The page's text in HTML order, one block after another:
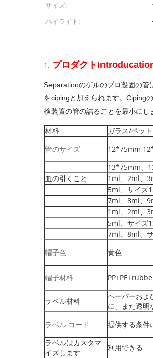
サイズ:
ハイライト:
1. プロダクト
Separationのゲルのプロ凝固の管
をcipingと加えられます。Ciping
検装置の管の詰ることを最小に
材料
ガラス/ペット
管のサイズ
12*75mm
13*75mm、
血の引くこと
1ml、2ml、
5ml、サイズ
7ml、8ml、
1ml、2ml、
5ml、サイズ
7ml、8ml、
帽子色
黄色
帽子材料
ラベル材料
ペーパーおよ
に、また透明
ラベル コード
提供する条件
ラベルはカスタマ
イズします
利用できる